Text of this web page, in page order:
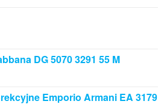
DG 5070 3291 55 M
Emporio Armani EA 3179